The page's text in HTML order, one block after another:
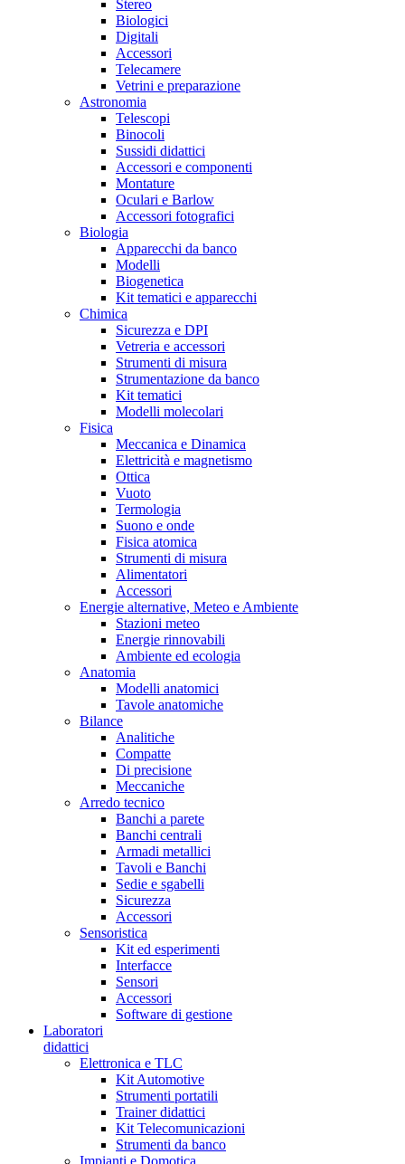
Stereo
Biologici
Digitali
Accessori
Telecamere
Vetrini e preparazione
Astronomia
Telescopi
Binocoli
Sussidi didattici
Accessori e componenti
Montature
Oculari e Barlow
Accessori fotografici
Biologia
Apparecchi da banco
Modelli
Biogenetica
Kit tematici e apparecchi
Chimica
Sicurezza e DPI
Vetreria e accessori
Strumenti di misura
Strumentazione da banco
Kit tematici
Modelli molecolari
Fisica
Meccanica e Dinamica
Elettricità e magnetismo
Ottica
Vuoto
Termologia
Suono e onde
Fisica atomica
Strumenti di misura
Alimentatori
Accessori
Energie alternative, Meteo e Ambiente
Stazioni meteo
Energie rinnovabili
Ambiente ed ecologia
Anatomia
Modelli anatomici
Tavole anatomiche
Bilance
Analitiche
Compatte
Di precisione
Meccaniche
Arredo tecnico
Banchi a parete
Banchi centrali
Armadi metallici
Tavoli e Banchi
Sedie e sgabelli
Sicurezza
Accessori
Sensoristica
Kit ed esperimenti
Interfacce
Sensori
Accessori
Software di gestione
Laboratori
didattici
Elettronica e TLC
Kit Automotive
Strumenti portatili
Trainer didattici
Kit Telecomunicazioni
Strumenti da banco
Impianti e Domotica